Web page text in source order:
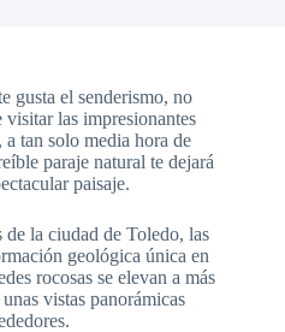
gusta el senderismo, no
las impresionantes
tan solo media hora de
paraje natural te dejará
paisaje.
la ciudad de Toledo, las
geológica única en
rocosas se elevan a más
vistas panorámicas